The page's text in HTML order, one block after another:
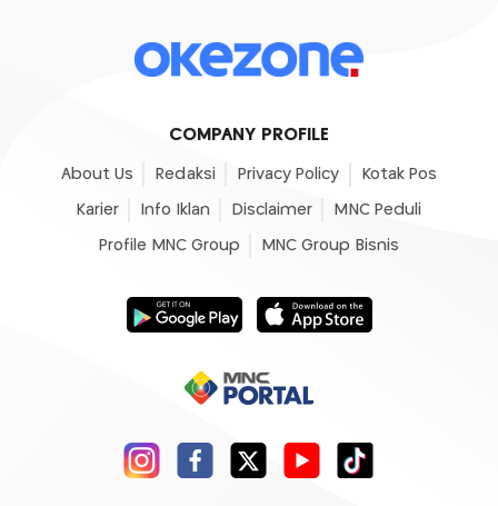
COMPANY PROFILE
About Us Redaksi Privacy Policy Kotak Pos
Karier Info Iklan Disclaimer MNC Peduli
Profile MNC Group MNC Group Bisnis